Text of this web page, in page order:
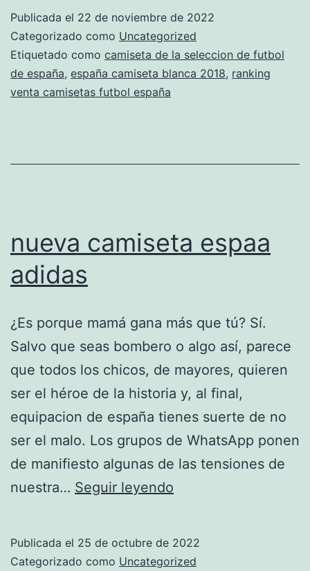
Publicada el 22 de noviembre de 2022
Categorizado como Uncategorized
Etiquetado como camiseta de la seleccion de futbol
de españa, españa camiseta blanca 2018, ranking
venta camisetas futbol españa
nueva camiseta espaa
adidas
¿Es porque mamá gana más que tú? Sí.
Salvo que seas bombero o algo así, parece
que todos los chicos, de mayores, quieren
ser el héroe de la historia y, al final,
equipacion de españa tienes suerte de no
ser el malo. Los grupos de WhatsApp ponen
de manifiesto algunas de las tensiones de
nuestra… Seguir leyendo
adidas
Publicada el 25 de octubre de 2022
Categorizado como Uncategorized